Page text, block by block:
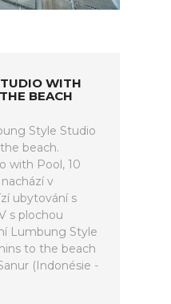
WITH
BEACH
Style Studio
beach.
with Pool, 10
v
ubytování s
s plochou
Lumbung Style
to the beach
(Indonésie -